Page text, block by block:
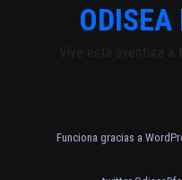
Vive esta aventura
Funciona gracias a